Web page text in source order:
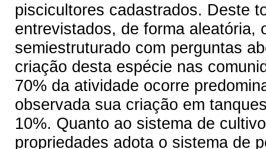
piscicultores cadastrados. Deste
entrevistados, de forma aleatória,
semiestruturado com perguntas
criação desta espécie nas
70% da atividade ocorre
observada sua criação em
10%. Quanto ao sistema de
propriedades adota o sistema de